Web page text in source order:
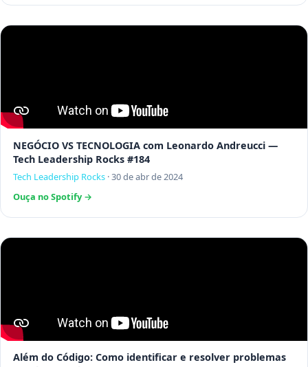
NEGÓCIO VS TECNOLOGIA com Leonardo Andreucci —
Tech Leadership Rocks #184
Tech Leadership Rocks·30 de abr de 2024
Ouça no Spotify →
Além do Código: Como identificar e resolver problemas